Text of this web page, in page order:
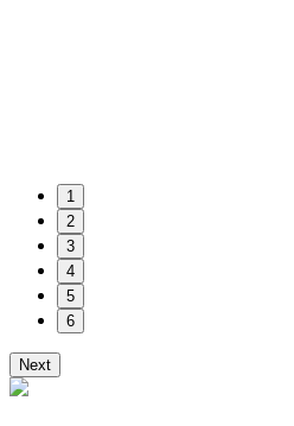
1
2
3
4
5
6
Next